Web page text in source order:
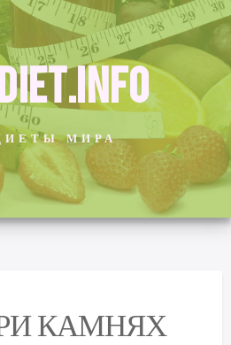
МИРА
КАМНЯХ